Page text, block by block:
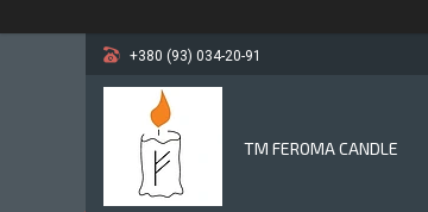
+380 (93) 034-20-91
TM FEROMA CANDLE